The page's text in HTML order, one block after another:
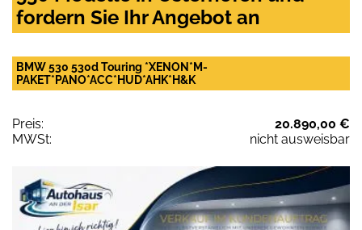
fordern Sie Ihr Angebot an
BMW 530 530d Touring *XENON*M-
PAKET*PANO*ACC*HUD*AHK*H&K
Preis:
20.890,00 €
MWSt:
nicht ausweisbar